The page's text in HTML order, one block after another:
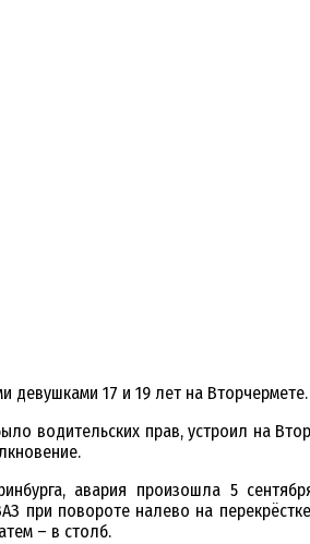
девушками 17 и 19 лет на Вторчермете.
водительских прав, устроил на
авария произошла 5
при повороте налево на
– в столб.